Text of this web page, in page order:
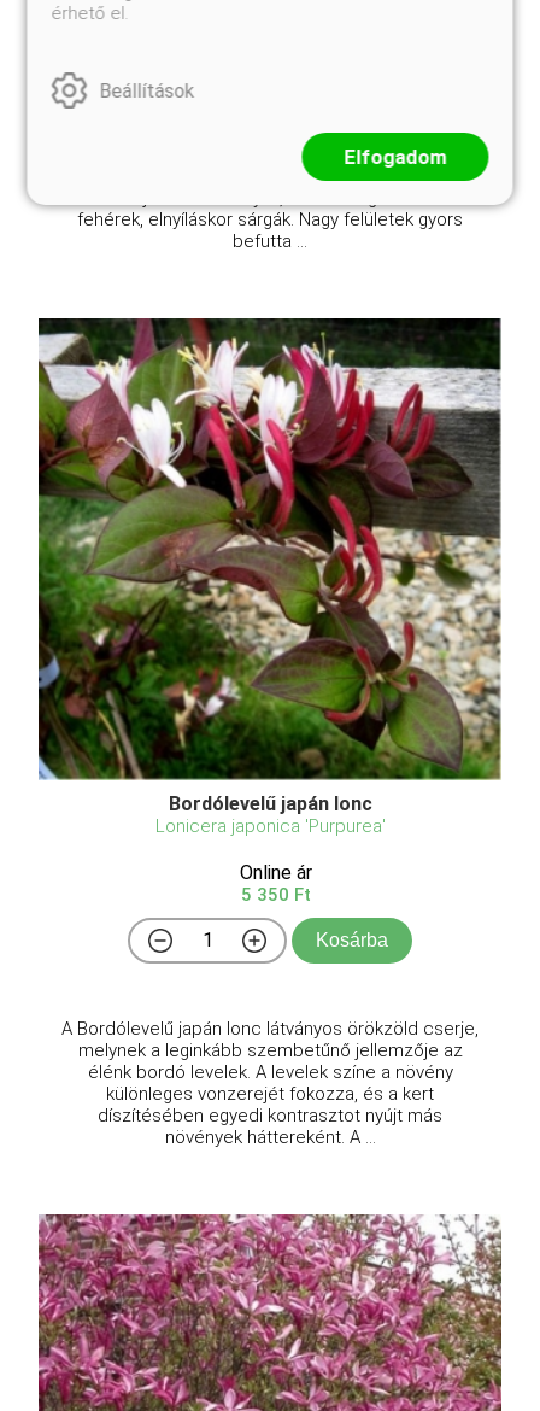
A sárgacirmos japánlonc (Lonicera japonica
'Aureoreticulata') télen is zöld lombú, 6 méterre is
felkapaszkodó, sárgásan tarkázott levelű
fehérek, elnyíláskor sárgák. Nagy felületek gyors
befutta ...
Bordólevelű japán lonc
Lonicera japonica 'Purpurea'
Online ár
5 350 Ft
Kosárba
A Bordólevelű japán lonc látványos örökzöld cserje,
melynek a leginkább szembetűnő jellemzője az
élénk bordó levelek. A levelek színe a növény
különleges vonzerejét fokozza, és a kert
díszítésében egyedi kontrasztot nyújt más
növények háttereként. A ...
érhető el.
Beállítások
Elfogadom